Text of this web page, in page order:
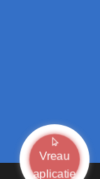
Vreau
aplicatie